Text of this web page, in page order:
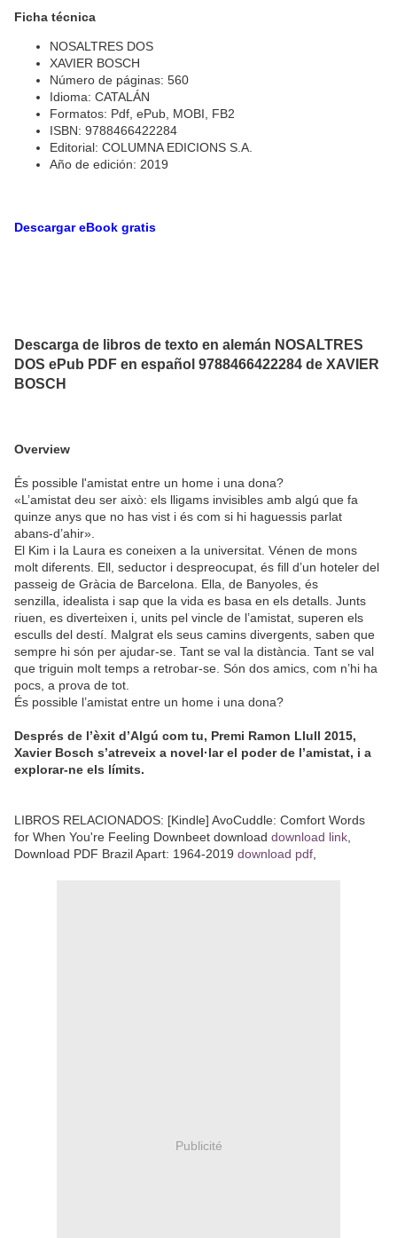
Ficha técnica
NOSALTRES DOS
XAVIER BOSCH
Número de páginas: 560
Idioma: CATALÁN
Formatos: Pdf, ePub, MOBI, FB2
ISBN: 9788466422284
Editorial: COLUMNA EDICIONS S.A.
Año de edición: 2019
Descargar eBook gratis
Descarga de libros de texto en alemán NOSALTRES
DOS ePub PDF en español 9788466422284 de XAVIER
BOSCH
Overview
És possible l'amistat entre un home i una dona?
«L’amistat deu ser això: els lligams invisibles amb algú que fa
quinze anys que no has vist i és com si hi haguessis parlat
abans-d’ahir».
El Kim i la Laura es coneixen a la universitat. Vénen de mons
molt diferents. Ell, seductor i despreocupat, és fill d’un hoteler del
passeig de Gràcia de Barcelona. Ella, de Banyoles, és
senzilla, idealista i sap que la vida es basa en els detalls. Junts
riuen, es diverteixen i, units pel vincle de l’amistat, superen els
esculls del destí. Malgrat els seus camins divergents, saben que
sempre hi són per ajudar-se. Tant se val la distància. Tant se val
que triguin molt temps a retrobar-se. Són dos amics, com n’hi ha
pocs, a prova de tot.
És possible l’amistat entre un home i una dona?
Després de l’èxit d’Algú com tu, Premi Ramon Llull 2015,
Xavier Bosch s’atreveix a novel·lar el poder de l’amistat, i a
explorar-ne els límits.
LIBROS RELACIONADOS: [Kindle] AvoCuddle: Comfort Words
for When You're Feeling Downbeet download download link
Download PDF Brazil Apart: 1964-2019 download pdf
Publicité